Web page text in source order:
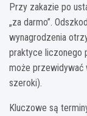
Przy zakazie po
„za darmo”.
wynagrodzenia
praktyce liczonego
może
szeroki).
Kluczowe są